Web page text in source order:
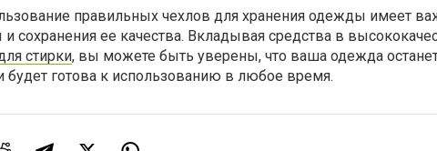
правильных чехлов для хранения одежды имеет
сохранения ее качества. Вкладывая средства в
стирки, вы можете быть уверены, что ваша одежда
будет готова к использованию в любое время.